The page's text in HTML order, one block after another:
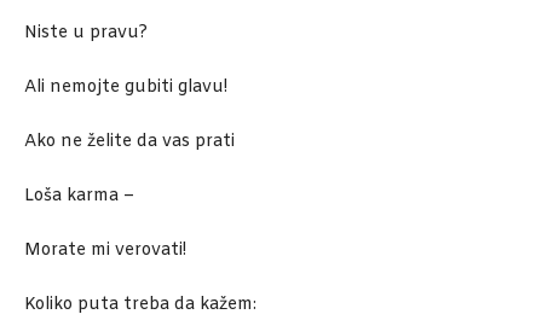
Niste u pravu?
Ali nemojte gubiti glavu!
Ako ne želite da vas prati
Loša karma –
Morate mi verovati!
Koliko puta treba da kažem: